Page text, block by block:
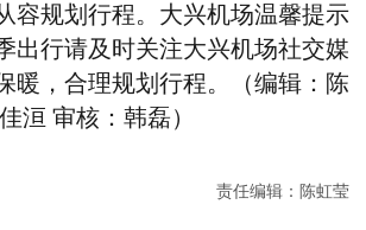
容规划行程。大兴机场温馨提示
出行请及时关注大兴机场社交媒
暖，合理规划行程。（编辑：陈
洹 审核：韩磊）
责任编辑： 陈虹莹